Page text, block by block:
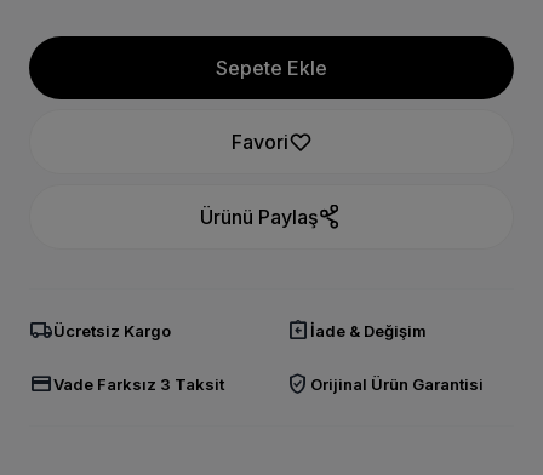
Sepete Ekle
Favori
Ürünü Paylaş
local_shippingÜcretsiz Kargo assignment_return İade & Değişim
credit_cardVade Farksız 3 Taksit verified_user Orijinal Ürün Garantisi